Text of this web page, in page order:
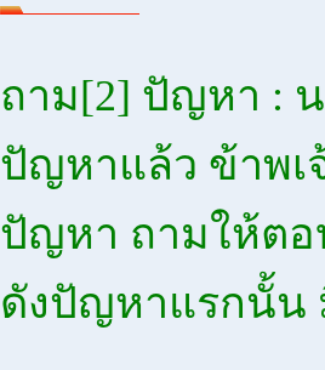
ถาม[2] ปัญหา :
ปัญหาแล้ว ข้าพเ
ปัญหา ถามให้ต
ดังปัญหาแรกนั้น